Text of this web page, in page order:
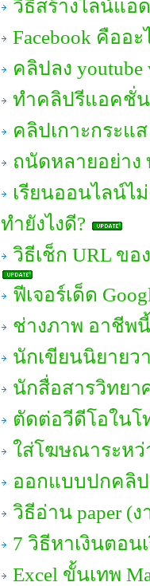
วิธีสร้างไลน์แอ
Facebook คืออะ
คลิปลง
ทำคลิปรีแอคชั่
คลิปเกาะกระแ
ถนัดหลายอย่าง
เรียนออนไลน์ไ
ทำยังไงดี?
วิธีเช็ก URL ขอ
ฟีเจอร์เด็ด
ช่างภาพ อาชีพ
นักเขียนนิยายว
นักสื่อสารวิทยา
ตัดต่อวีดีโอในโ
ใส่โฆษณาระหว่
ออกแบบปกคลิ
วิธีอ่าน paper (
7 วิธีหาเงินตอน
Excel ขั้นเทพ